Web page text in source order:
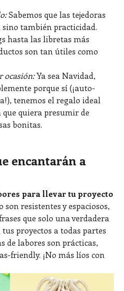
Sabemos que las tejedoras
sino también practicidad.
hasta las libretas más
son tan útiles como
ocasión:Ya sea Navidad,
porque sí (¡auto-
tenemos el regalo ideal
quiera presumir de
bonitas.
encantarán a
para llevar tu proyecto
resistentes y espaciosos,
que solo una verdadera
proyectos a todas partes
de labores son prácticas,
friendly. ¡No más líos con